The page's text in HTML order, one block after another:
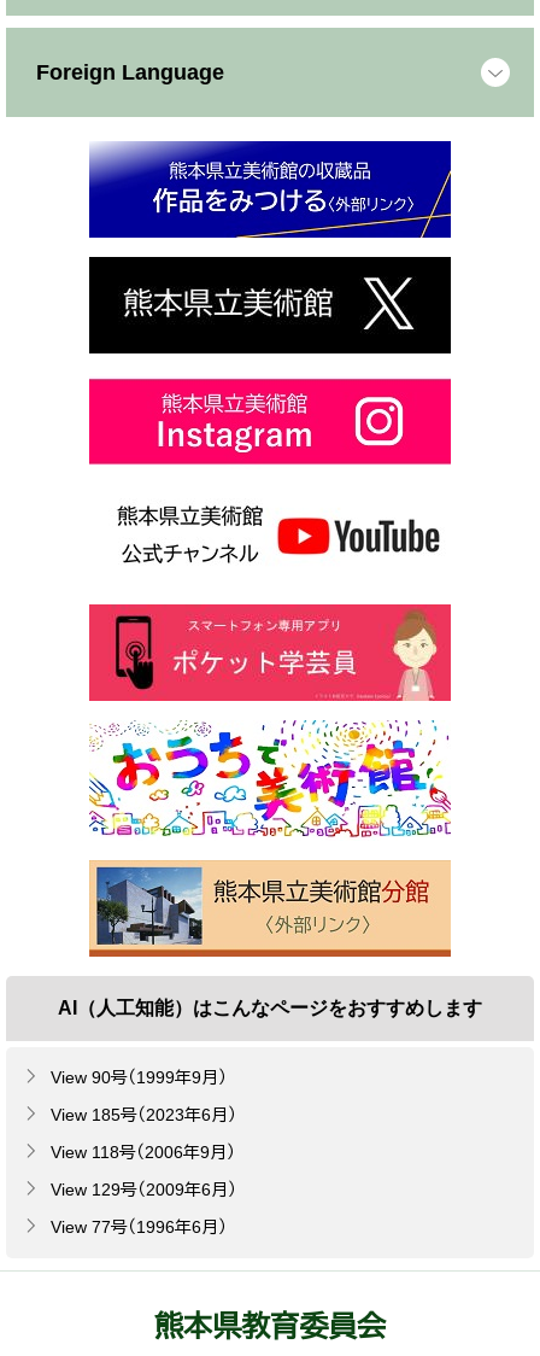
Foreign Language
AI（人工知能）はこんなページをおすすめします
View 90号（1999年9月）
View 185号（2023年6月）
View 118号（2006年9月）
View 129号（2009年6月）
View 77号（1996年6月）
熊本県教育委員会